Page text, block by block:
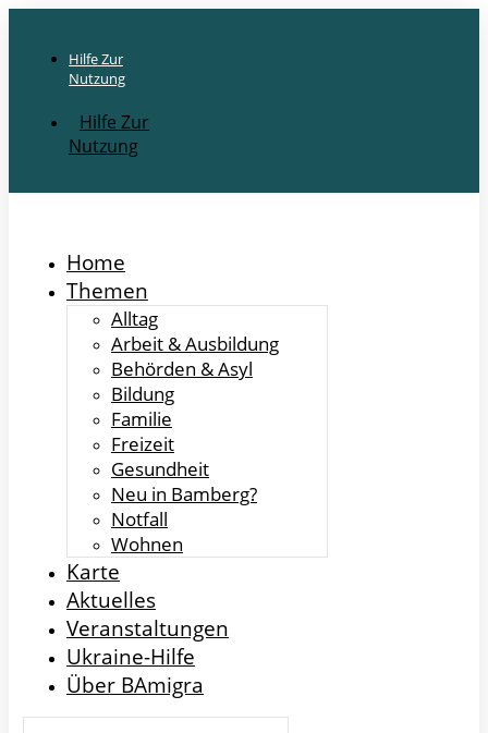
Hilfe Zur
Nutzung
Hilfe Zur
Nutzung
Home
Themen
Alltag
Arbeit & Ausbildung
Behörden & Asyl
Bildung
Familie
Freizeit
Gesundheit
Neu in Bamberg?
Notfall
Wohnen
Karte
Aktuelles
Veranstaltungen
Ukraine-Hilfe
Über BAmigra